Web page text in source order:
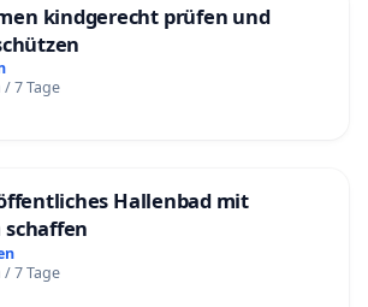
kindgerecht prüfen und
7 Tage
Hallenbad mit
7 Tage